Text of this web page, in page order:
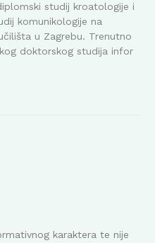
studij kroatologije i
komunikologije na
u Zagrebu. Trenutno
doktorskog studija infor
karaktera te nije